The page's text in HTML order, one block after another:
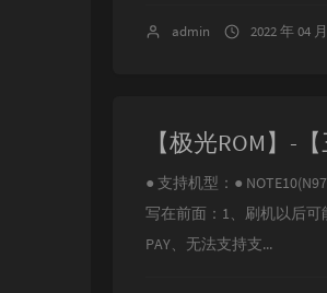
admin 2022 年 04
● 支持机型：●
写在前面：1、刷机以后可
PAY、无法支持支...